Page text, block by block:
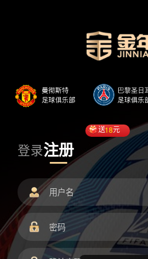
登录注册
送18元